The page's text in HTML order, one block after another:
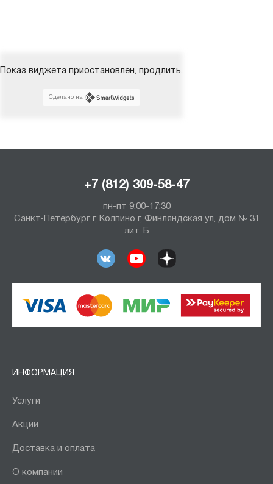
Показ виджета приостановлен, продлить.
Сделано на
+7 (812) 309-58-47
пн-пт 9:00-17:30
Санкт-Петербург г, Колпино г, Финляндская ул, дом № 31
лит. Б
ИНФОРМАЦИЯ
Услуги
Акции
Доставка и оплата
О компании